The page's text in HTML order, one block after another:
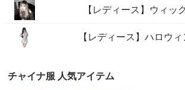
【レディース】ウィッ
【レディース】ハロウィ
チャイナ服 人気アイテム